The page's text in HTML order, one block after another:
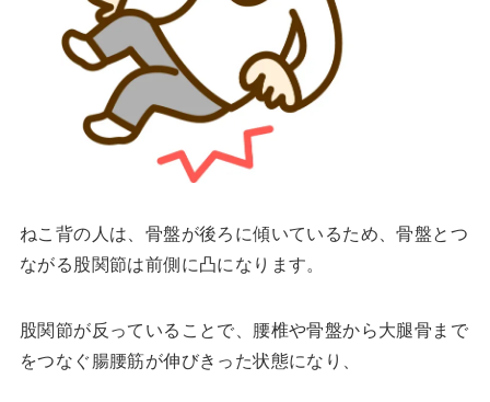
ねこ背の人は、骨盤が後ろに傾いているため、骨盤とつ
ながる股関節は前側に凸になります。
股関節が反っていることで、腰椎や骨盤から大腿骨まで
をつなぐ腸腰筋が伸びきった状態になり、